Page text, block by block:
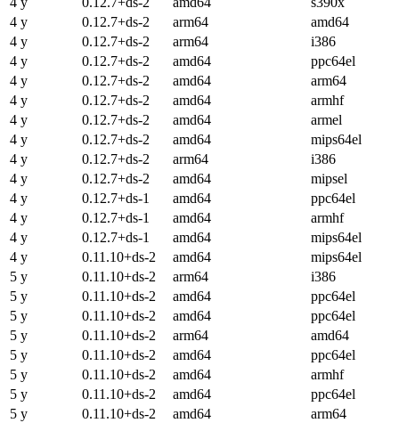
4 y
0.12.7+ds-2 arm64
amd64
4 y
0.12.7+ds-2 arm64
i386
4 y
0.12.7+ds-2 amd64
ppc64el
4 y
0.12.7+ds-2 amd64
arm64
4 y
0.12.7+ds-2 amd64
armhf
4 y
0.12.7+ds-2 amd64
armel
4 y
0.12.7+ds-2 amd64
mips64el
4 y
0.12.7+ds-2 arm64
i386
4 y
0.12.7+ds-2 amd64
mipsel
4 y
0.12.7+ds-1 amd64
ppc64el
4 y
0.12.7+ds-1 amd64
armhf
4 y
0.12.7+ds-1 amd64
mips64el
4 y
0.11.10+ds-2 amd64
mips64el
5 y
0.11.10+ds-2 arm64
i386
5 y
0.11.10+ds-2 amd64
ppc64el
5 y
0.11.10+ds-2 amd64
ppc64el
5 y
0.11.10+ds-2 arm64
amd64
5 y
0.11.10+ds-2 amd64
ppc64el
5 y
0.11.10+ds-2 amd64
armhf
5 y
0.11.10+ds-2 amd64
ppc64el
5 y
0.11.10+ds-2 amd64
arm64